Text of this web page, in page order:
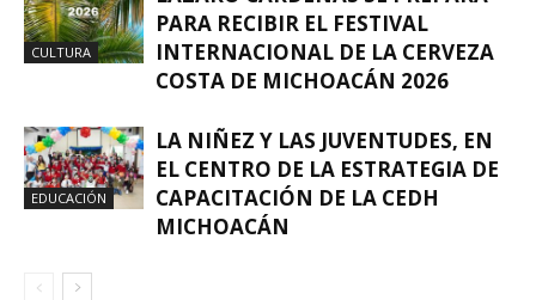
CULTURA
PARA RECIBIR EL FESTIVAL
INTERNACIONAL DE LA CERVEZA
COSTA DE MICHOACÁN 2026
EDUCACIÓN
LA NIÑEZ Y LAS JUVENTUDES, EN
EL CENTRO DE LA ESTRATEGIA DE
CAPACITACIÓN DE LA CEDH
MICHOACÁN